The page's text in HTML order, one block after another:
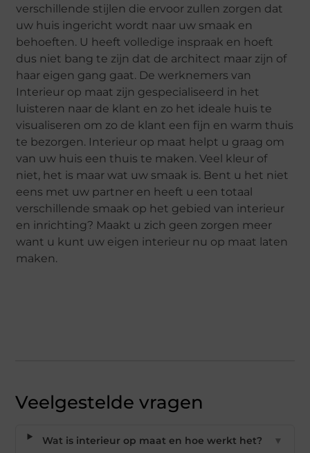
verschillende stijlen die ervoor zullen zorgen dat
uw huis ingericht wordt naar uw smaak en
behoeften. U heeft volledige inspraak en hoeft
dus niet bang te zijn dat de architect maar zijn of
haar eigen gang gaat. De werknemers van
Interieur op maat zijn gespecialiseerd in het
luisteren naar de klant en zo het ideale huis te
visualiseren om zo de klant een fijn en warm thuis
te bezorgen. Interieur op maat helpt u graag om
van uw huis een thuis te maken. Veel kleur of
niet, het is maar wat uw smaak is. Bent u het niet
eens met uw partner en heeft u een totaal
verschillende smaak op het gebied van interieur
en inrichting? Maakt u zich geen zorgen meer
want u kunt uw eigen interieur nu op maat laten
maken.
Veelgestelde vragen
Wat is interieur op maat en hoe werkt het? ▼